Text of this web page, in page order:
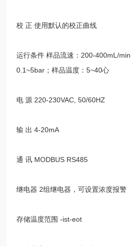
校 正 使用默认的校正曲线
运行条件 样品流速： 200-400mL/min
0.1~5bar ；样品温度：5~40心
电 源 220-230VAC, 50/60HZ
输 出 4-20mA
通 讯 MODBUS RS485
继电器 2组继电器，可设置浓度报警
存储温度范围 -ist-eot